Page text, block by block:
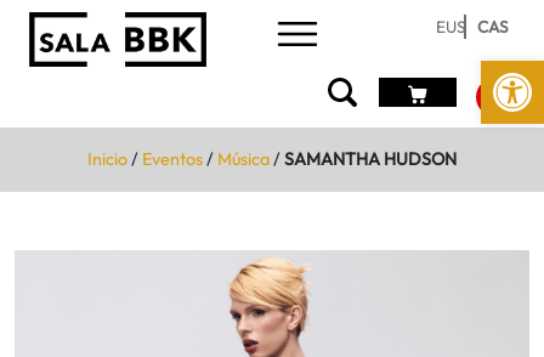
Abrir
EUS CAS
Inicio/ Eventos/ Música/SAMANTHA HUDSON